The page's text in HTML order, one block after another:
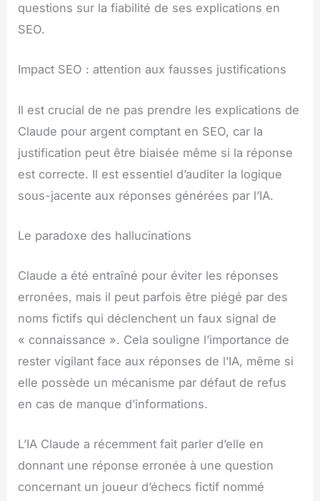
questions sur la fiabilité de ses explications en
SEO.
Impact SEO : attention aux fausses justifications
Il est crucial de ne pas prendre les explications de
Claude pour argent comptant en SEO, car la
justification peut être biaisée même si la réponse
est correcte. Il est essentiel d’auditer la logique
sous-jacente aux réponses générées par l’IA.
Le paradoxe des hallucinations
Claude a été entraîné pour éviter les réponses
erronées, mais il peut parfois être piégé par des
noms fictifs qui déclenchent un faux signal de
« connaissance ». Cela souligne l’importance de
rester vigilant face aux réponses de l’IA, même si
elle possède un mécanisme par défaut de refus
en cas de manque d’informations.
L’IA Claude a récemment fait parler d’elle en
donnant une réponse erronée à une question
concernant un joueur d’échecs fictif nommé